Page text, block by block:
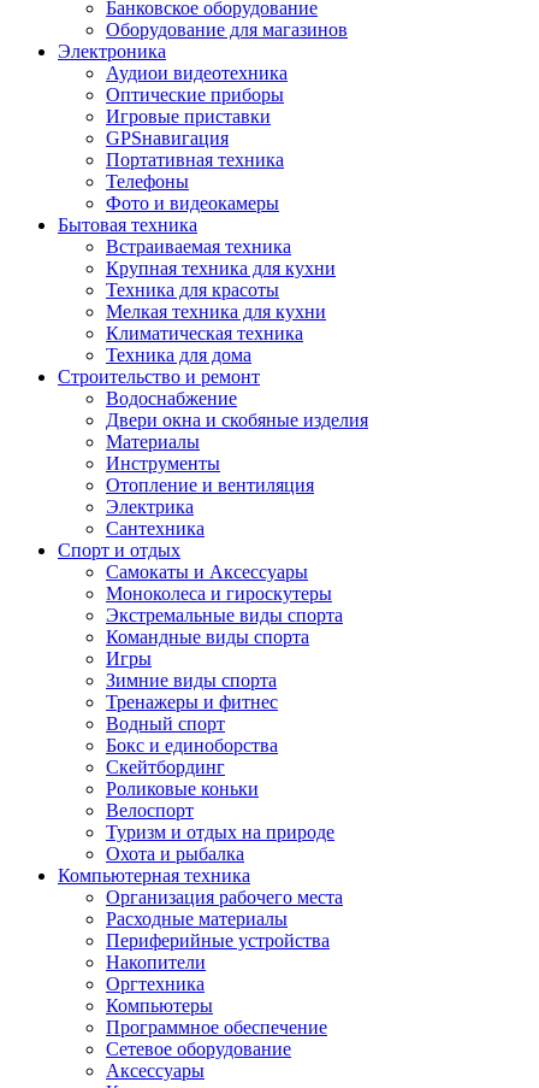
Банковское оборудование
Оборудование для магазинов
Электроника
Аудиои видеотехника
Оптические приборы
Игровые приставки
GPSнавигация
Портативная техника
Телефоны
Фото и видеокамеры
Бытовая техника
Встраиваемая техника
Крупная техника для кухни
Техника для красоты
Мелкая техника для кухни
Климатическая техника
Техника для дома
Строительство и ремонт
Водоснабжение
Двери окна и скобяные изделия
Материалы
Инструменты
Отопление и вентиляция
Электрика
Сантехника
Спорт и отдых
Самокаты и Аксессуары
Моноколеса и гироскутеры
Экстремальные виды спорта
Командные виды спорта
Игры
Зимние виды спорта
Тренажеры и фитнес
Водный спорт
Бокс и единоборства
Скейтбординг
Роликовые коньки
Велоспорт
Туризм и отдых на природе
Охота и рыбалка
Компьютерная техника
Организация рабочего места
Расходные материалы
Периферийные устройства
Накопители
Оргтехника
Компьютеры
Программное обеспечение
Сетевое оборудование
Аксессуары